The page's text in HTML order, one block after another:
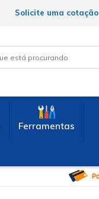
Solicite uma cotação
Ferramentas